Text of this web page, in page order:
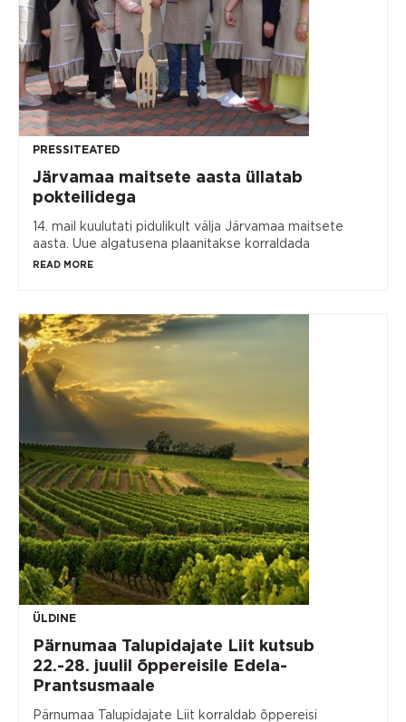
PRESSITEATED
Järvamaa maitsete aasta üllatab
pokteilidega
14. mail kuulutati pidulikult välja Järvamaa maitsete
aasta. Uue algatusena plaanitakse korraldada
READ MORE
ÜLDINE
Pärnumaa Talupidajate Liit kutsub
22.-28. juulil õppereisile Edela-
Prantsusmaale
Pärnumaa Talupidajate Liit korraldab õppereisi